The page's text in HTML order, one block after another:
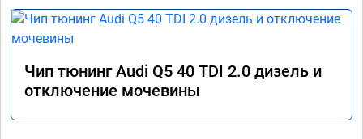
Чип тюнинг Audi Q5 40 TDI 2.0 дизель и
отключение мочевины